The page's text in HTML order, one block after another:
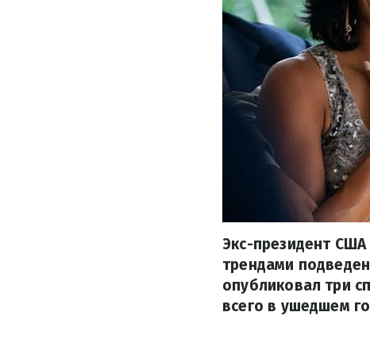
Экс-президент
трендами
опубликовал три
всего в ушедшем